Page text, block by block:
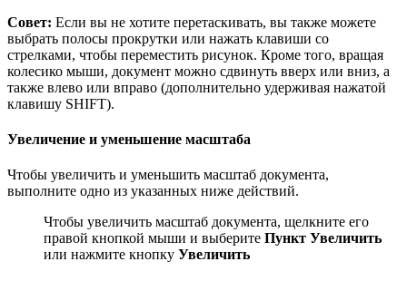
Совет: Если вы не хотите перетаскивать, вы также можете
выбрать полосы прокрутки или нажать клавиши со
стрелками, чтобы переместить рисунок. Кроме того, вращая
колесико мыши, документ можно сдвинуть вверх или вниз, а
также влево или вправо (дополнительно удерживая нажатой
клавишу SHIFT).
Увеличение и уменьшение масштаба
Чтобы увеличить и уменьшить масштаб документа,
выполните одно из указанных ниже действий.
Чтобы увеличить масштаб документа, щелкните его
правой кнопкой мыши и выберите Пункт Увеличить
или нажмите кнопку Увеличить